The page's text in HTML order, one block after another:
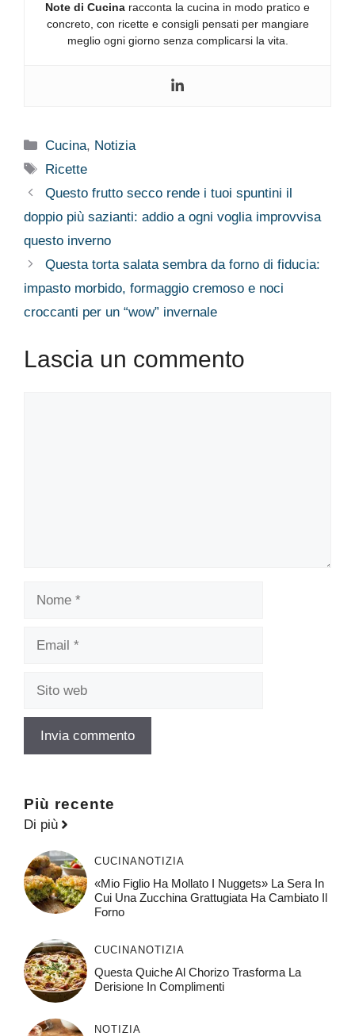
Note di Cucina racconta la cucina in modo pratico e
concreto, con ricette e consigli pensati per mangiare
meglio ogni giorno senza complicarsi la vita.
Categorie
Cucina, Notizia
Tag
Ricette
Questo frutto secco rende i tuoi spuntini il
doppio più sazianti: addio a ogni voglia improvvisa
questo inverno
Questa torta salata sembra da forno di fiducia:
impasto morbido, formaggio cremoso e noci
croccanti per un “wow” invernale
Lascia un commento
Più recente
Di più
CUCINA NOTIZIA
«Mio Figlio Ha Mollato I Nuggets» La Sera In
Cui Una Zucchina Grattugiata Ha Cambiato Il
Forno
CUCINA NOTIZIA
Questa Quiche Al Chorizo ​​trasforma La
Derisione In Complimenti
NOTIZIA